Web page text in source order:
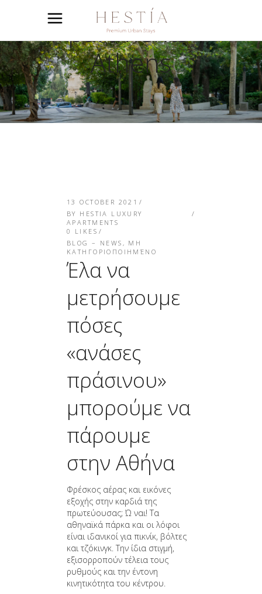
Apartments |
Athens
13 OCTOBER 2021
BY HESTIA LUXURY
APARTMENTS
0
LIKES
BLOG – NEWS , ΜΗ
ΚΑΤΗΓΟΡΙΟΠΟΙΗΜΈΝΟ
Έλα να
μετρήσουμε
πόσες
«ανάσες
πράσινου»
μπορούμε να
πάρουμε
στην Αθήνα
Φρέσκος αέρας και εικόνες
εξοχής στην καρδιά της
πρωτεύουσας; Ώ ναι! Τα
αθηναϊκά πάρκα και οι λόφοι
είναι ιδανικοί για πικνίκ, βόλτες
και τζόκινγκ. Την ίδια στιγμή,
εξισορροπούν τέλεια τους
ρυθμούς και την έντονη
κινητικότητα του κέντρου.